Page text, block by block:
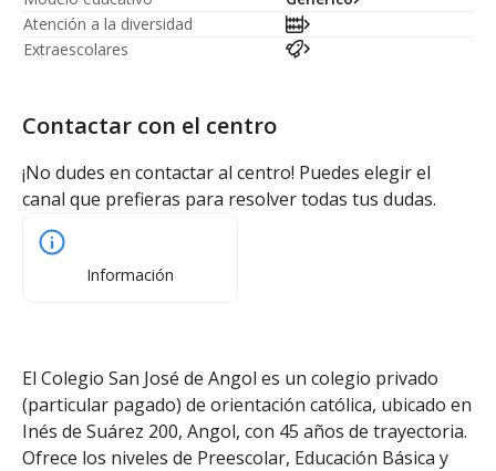
Atención a la diversidad
Extraescolares
Contactar con el centro
¡No dudes en contactar al centro! Puedes elegir el
canal que prefieras para resolver todas tus dudas.
Información
El Colegio San José de Angol es un colegio privado
(particular pagado) de orientación católica, ubicado en
Inés de Suárez 200, Angol, con 45 años de trayectoria.
Ofrece los niveles de Preescolar, Educación Básica y